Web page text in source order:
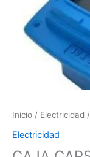
Inicio / Electricidad
Electricidad